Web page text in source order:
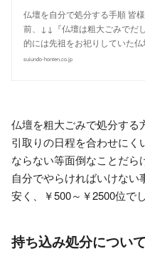
仏壇を自分で処分する手順 皆
前、↓↓『仏壇は粗大ごみでだ
的には先祖をお祀りしていた仏
suiundo-honten.co.jp
仏壇を粗大ごみで処分する
引取りの日程を合わせに
ならない等面倒なことだら
自分でやらければいけな
安く、￥500～￥2500位でし
持ち込み処分について